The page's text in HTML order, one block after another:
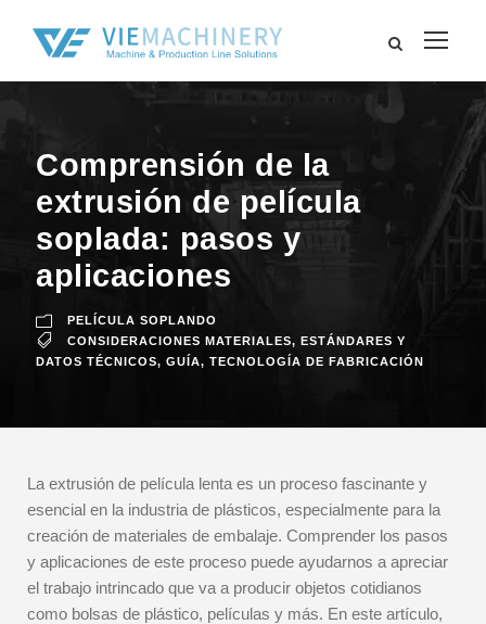
Comprensión de la
extrusión de película
soplada: pasos y
aplicaciones
PELÍCULA SOPLANDO
CONSIDERACIONES MATERIALES, ESTÁNDARES Y
DATOS TÉCNICOS, GUÍA, TECNOLOGÍA DE FABRICACIÓN
La extrusión de película lenta es un proceso fascinante y
esencial en la industria de plásticos, especialmente para la
creación de materiales de embalaje. Comprender los pasos
y aplicaciones de este proceso puede ayudarnos a apreciar
el trabajo intrincado que va a producir objetos cotidianos
como bolsas de plástico, películas y más. En este artículo,